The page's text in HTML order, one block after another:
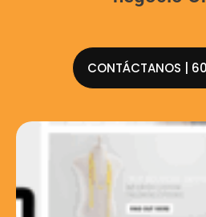
CONTÁCTANOS |